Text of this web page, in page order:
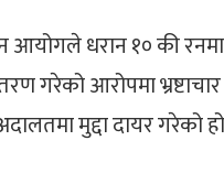
धरान १० की
गरेको आरोपमा
मुद्दा दायर गरेको